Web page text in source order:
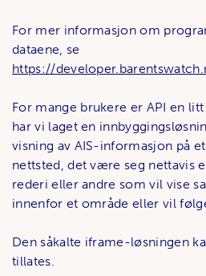
For mer informasjon om
dataene, se
https://
For mange brukere er API en
har vi laget en
visning av AIS-informasjon på
nettsted, det være seg nettavis
rederi eller andre som vil vise
innenfor et område eller vil
Den såkalte iframe-løsningen
tillates.